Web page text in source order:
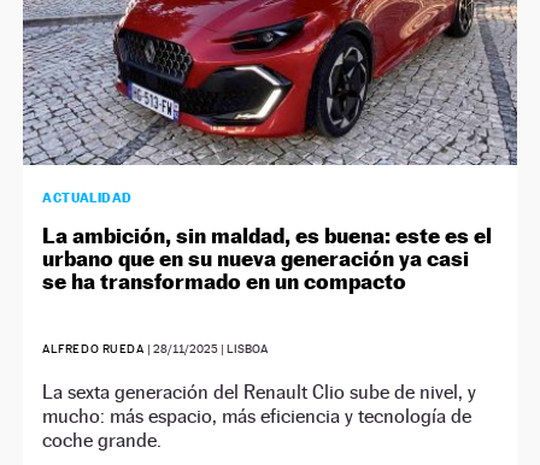
ACTUALIDAD
La ambición, sin maldad, es buena: este es el
urbano que en su nueva generación ya casi
se ha transformado en un compacto
ALFREDO RUEDA | 28/11/2025| LISBOA
La sexta generación del Renault Clio sube de nivel, y
mucho: más espacio, más eficiencia y tecnología de
coche grande.